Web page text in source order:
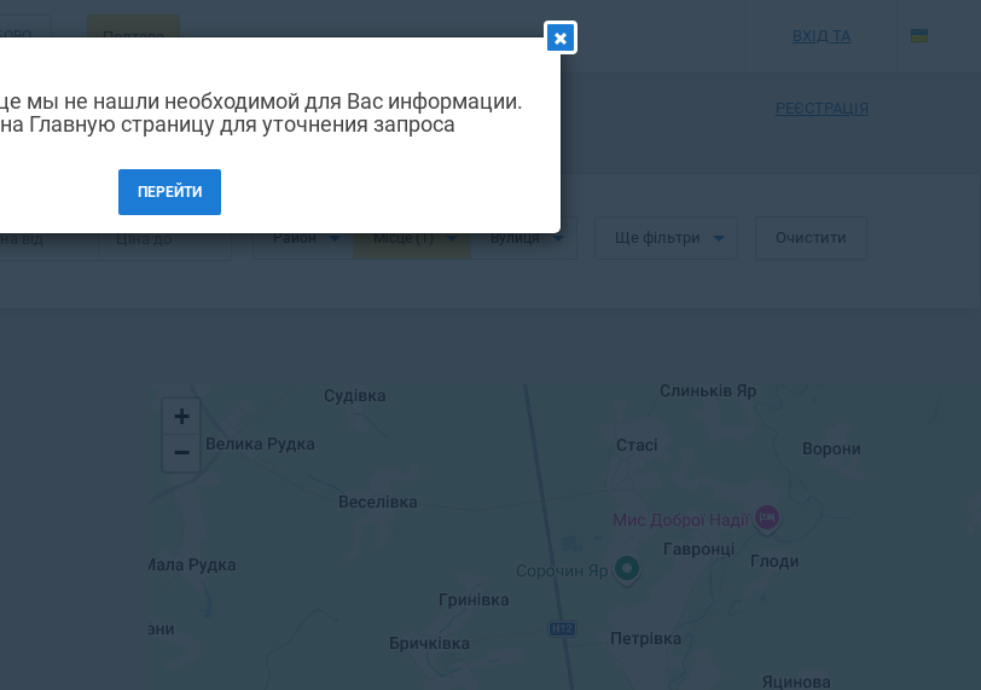
Полтава ВХІД ТА
РЕЄСТРАЦІЯ
собор, Полтава
від Ціна до Район Місце(1) Вулиця Ще фільтри Очистити
+
−
мы не нашли необходимой для Вас информации.
Главную страницу для уточнения запроса
ПЕРЕЙТИ